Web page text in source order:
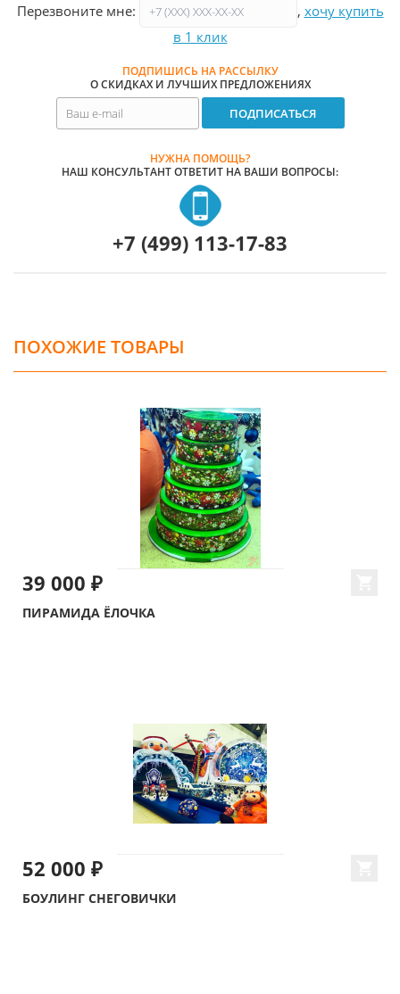
Перезвоните мне: , хочу купить
в 1 клик
ПОДПИШИСЬ НА РАССЫЛКУ
О СКИДКАХ И ЛУЧШИХ ПРЕДЛОЖЕНИЯХ
НУЖНА ПОМОЩЬ?
НАШ КОНСУЛЬТАНТ ОТВЕТИТ НА ВАШИ ВОПРОСЫ:
+7 (499) 113-17-83
ПОХОЖИЕ ТОВАРЫ
39 000 ₽
ПИРАМИДА ЁЛОЧКА
52 000 ₽
БОУЛИНГ СНЕГОВИЧКИ